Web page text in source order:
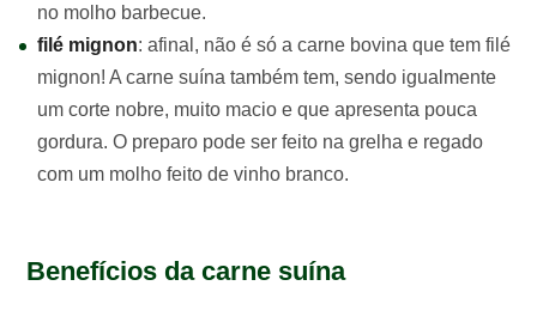
no molho barbecue.
filé mignon: afinal, não é só a carne bovina que tem filé
mignon! A carne suína também tem, sendo igualmente
um corte nobre, muito macio e que apresenta pouca
gordura. O preparo pode ser feito na grelha e regado
com um molho feito de vinho branco.
Benefícios da carne suína